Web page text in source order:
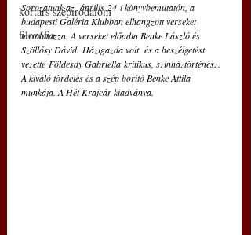
kortárs szépirodalom
filozófia
Sorozatunk az  április 24-i könyvbemutatón, a
budapesti Galéria Klubban elhangzott verseket
tartalmazza. A verseket előadta Benke László és
Szöllősy Dávid. Házigazda volt  és a beszélgetést
vezette Földesdy Gabriella kritikus, színháztörténész.
A kiváló tördelés és a szép borító Benke Attila
munkája. A Hét Krajcár kiadványa.